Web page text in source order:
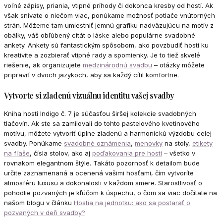
voľné zápisy, priania, vtipné príhody či dokonca kresby od hostí. Ak
však snívate o niečom viac, ponúkame možnosť potlače vnútorných
strán. Môžeme tam umiestniť jemnú grafiku nadväzujúcu na motív z
obálky, váš obľúbený citát o láske alebo populárne svadobné
ankety. Ankety sú fantastickým spôsobom, ako povzbudiť hostí ku
kreativite a zozbierať vtipné rady a spomienky. Je to tiež skvelé
riešenie, ak organizujete medzinárodnú svadbu – otázky môžete
pripraviť v dvoch jazykoch, aby sa každý cítil komfortne.
Vytvorte si zladenú vizuálnu identitu vašej svadby
Kniha hostí Indigo č. 7 je súčasťou širšej kolekcie svadobných
tlačovín. Ak ste sa zamilovali do tohto pastelového kvetinového
motívu, môžete vytvoriť úplne zladenú a harmonickú výzdobu celej
svadby. Ponúkame svadobné oznámenia, menovky na stoly, etikety
na fľaše, čísla stolov, ako aj poďakovania pre hostí – všetko v
rovnakom elegantnom štýle. Takáto pozornosť k detailom bude
určite zaznamenaná a ocenená vašimi hosťami, čím vytvoríte
atmosféru luxusu a dokonalosti v každom smere. Starostlivosť o
pohodlie pozvaných je kľúčom k úspechu, o čom sa viac dočítate na
našom blogu v článku Hostia na jednotku: ako sa postarať o
pozvaných v deň svadby?